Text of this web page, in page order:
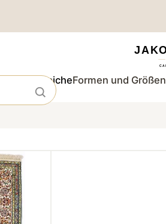
OrientteppicheFormen und Größen